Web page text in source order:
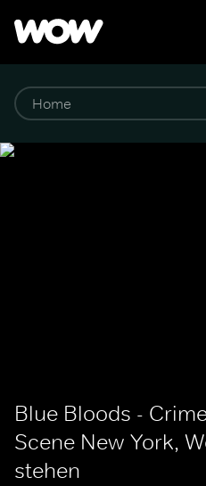
Blue Bloods -
Scene New York,
stehen